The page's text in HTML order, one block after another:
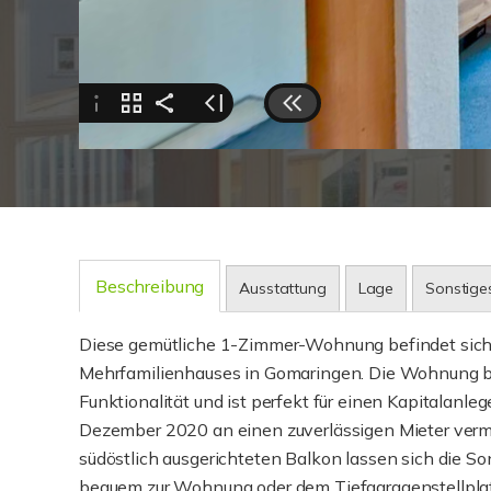
Beschreibung Ausstattung Lage
Diese gemütliche 1-Zimmer-Wohnung befindet
Mehrfamilienhauses in Gomaringen. Die
Funktionalität und ist perfekt für einen
Dezember 2020 an einen zuverlässigen Mieter
südöstlich ausgerichteten Balkon lassen sich die
bequem zur Wohnung oder dem